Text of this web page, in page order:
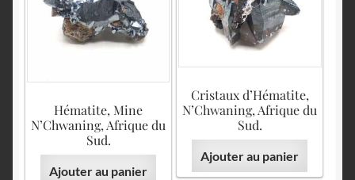
Cristaux d’Hématite,
N’Chwaning, Afrique du
Sud.
Ajouter au panier
Hématite, Mine
N’Chwaning, Afrique du
Sud.
Ajouter au panier